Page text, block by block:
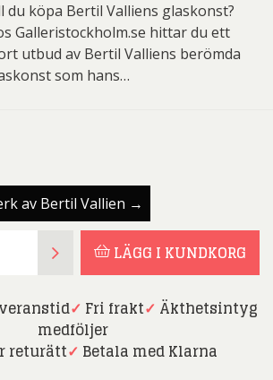
du köpa Bertil Valliens glaskonst?
Galleristockholm.se hittar du ett
utbud av Bertil Valliens berömda
som hans…
av Bertil Vallien →
LÄGG I KUNDKORG
✓ Fri frakt✓ Äkthetsintyg
medföljer
returätt✓ Betala med Klarna